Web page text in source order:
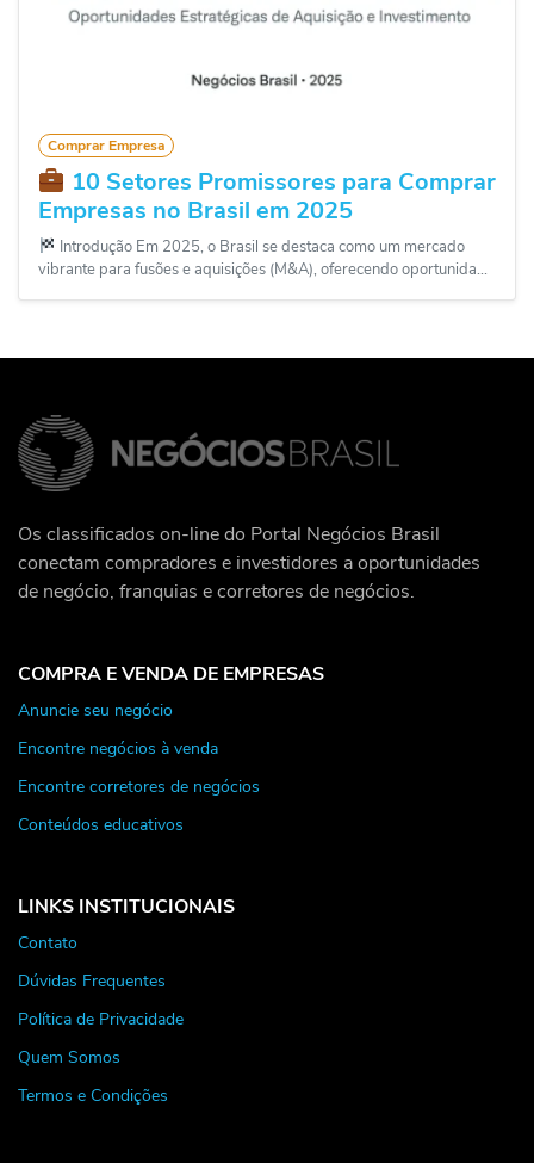
Comprar Empresa
10 Setores Promissores para Comprar
Empresas no Brasil em 2025
Introdução Em 2025, o Brasil se destaca como um mercado
vibrante para fusões e aquisições (M&A), oferecendo oportunida...
Os classificados on-line do Portal Negócios Brasil
conectam compradores e investidores a oportunidades
de negócio, franquias e corretores de negócios.
COMPRA E VENDA DE EMPRESAS
Anuncie seu negócio
Encontre negócios à venda
Encontre corretores de negócios
Conteúdos educativos
LINKS INSTITUCIONAIS
Contato
Dúvidas Frequentes
Política de Privacidade
Quem Somos
Termos e Condições